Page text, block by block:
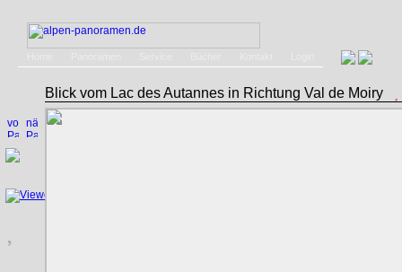
Blick vom Lac des Autannes in Richtung Val de Moiry